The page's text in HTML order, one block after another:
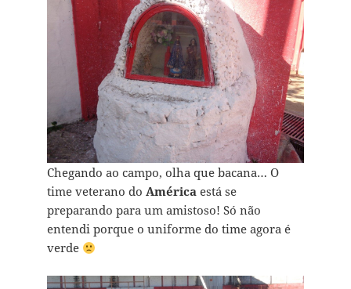
Chegando ao campo, olha que bacana… O
time veterano do Américaestá se
preparando para um amistoso! Só não
entendi porque o uniforme do time agora é
verde